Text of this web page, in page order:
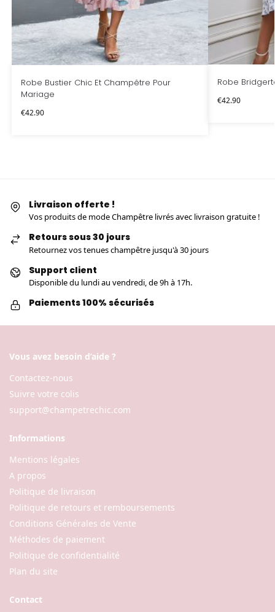
Robe Bustier Chic Et Champêtre Pour
Mariage
€42.90
Robe
€42.90
Livraison offerte !
Vos produits de mode Champêtre livrés avec livraison gratuite !
Retours sous 30 jours
Retournez vos tenues champêtre jusqu'à 30 jours
Support client
Disponible du lundi au vendredi, de 9h à 17h.
Paiements 100% sécurisés
Vous avez besoin d’aide ?
Contactez-nous
Suivre votre colis
support@champetrechic.com
Informations
Mentions légales
A propos
Politique de livraison
Politique de retours et remboursements
Conditions Générales de Vente
Méthodes de paiement
Politique de confidentialité
Plan du site
Contact